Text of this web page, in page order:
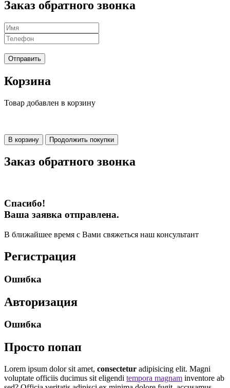
Заказ обратного звонка
Отправить
Корзина
Товар добавлен в корзину
В корзину Продолжить покупки
Заказ обратного звонка
Спасибо!
Ваша заявка отправлена.
В ближайшее время с Вами свяжеться наш консультант
Регистрация
Ошибка
Авторизация
Ошибка
Просто попап
Lorem ipsum dolor sit amet, consectetur adipisicing elit. Magni
voluptate officiis ducimus sit eligendi tempora magnam inventore ab